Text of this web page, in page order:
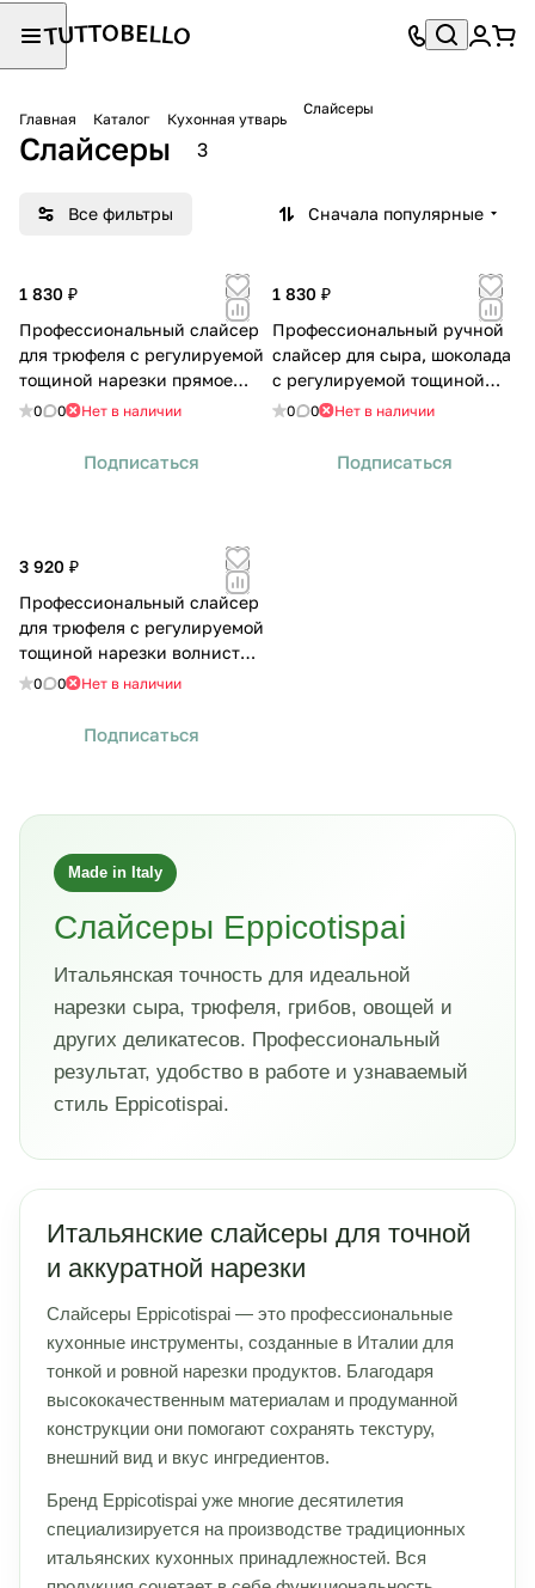
Главная Каталог Кухонная утварь
Слайсеры
Слайсеры 3
Все фильтры Сначала популярные
1 830 ₽
Профессиональный слайсер
для трюфеля с регулируемой
тощиной нарезки прямое
лезвие
0 0 Нет в наличии
Подписаться
1 830 ₽
Профессиональный ручной
слайсер для сыра, шоколада
с регулируемой тощиной
нарезки
0 0 Нет в наличии
Подписаться
3 920 ₽
Профессиональный слайсер
для трюфеля с регулируемой
тощиной нарезки волнистое
лезвие
0 0 Нет в наличии
Подписаться
Made in Italy
Слайсеры Eppicotispai
Итальянская точность для идеальной
нарезки сыра, трюфеля, грибов, овощей и
других деликатесов. Профессиональный
результат, удобство в работе и узнаваемый
стиль Eppicotispai.
Итальянские слайсеры для точной
и аккуратной нарезки
Слайсеры Eppicotispai — это профессиональные
кухонные инструменты, созданные в Италии для
тонкой и ровной нарезки продуктов. Благодаря
высококачественным материалам и продуманной
конструкции они помогают сохранять текстуру,
внешний вид и вкус ингредиентов.
Бренд Eppicotispai уже многие десятилетия
специализируется на производстве традиционных
итальянских кухонных принадлежностей. Вся